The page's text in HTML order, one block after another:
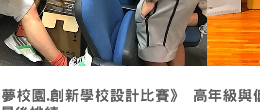
夢校園.創新學校設計比賽》 高年級